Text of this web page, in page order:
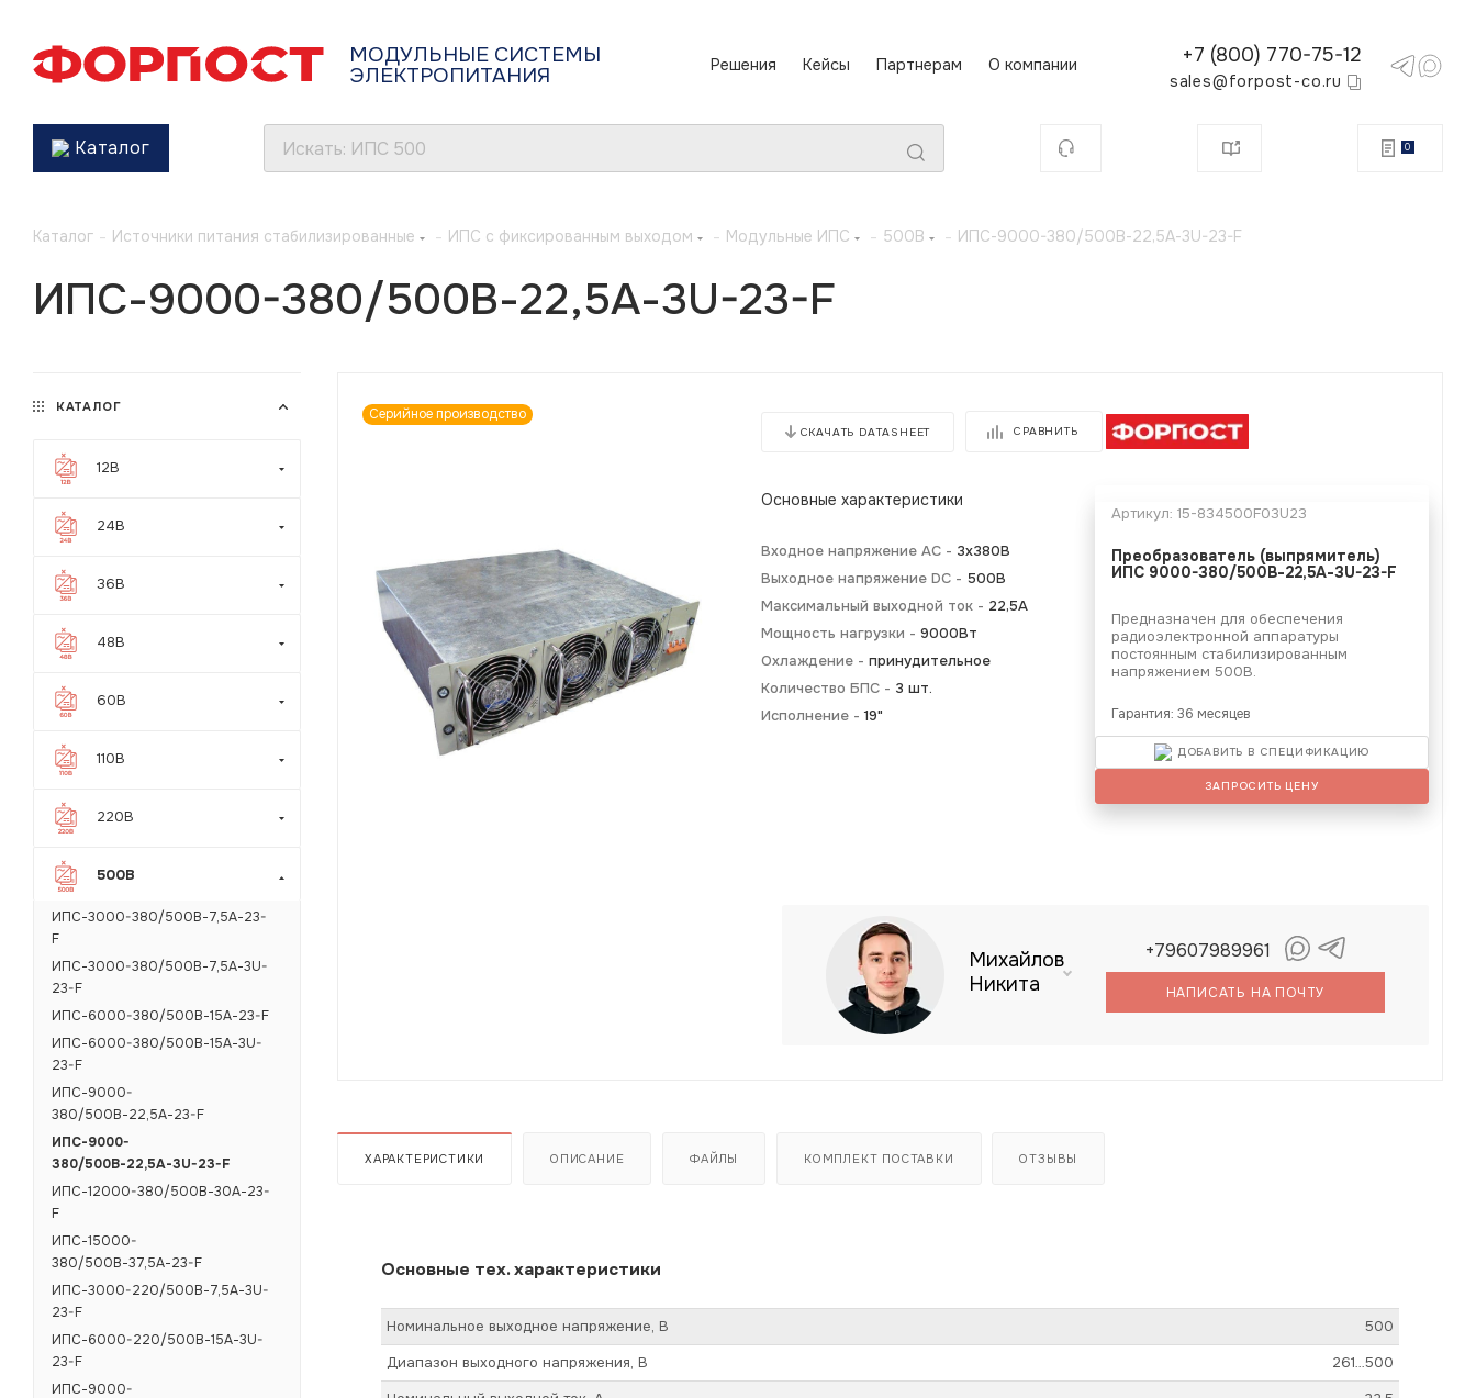
МОДУЛЬНЫЕ СИСТЕМЫ
ЭЛЕКТРОПИТАНИЯ Решения Кейсы Партнерам О компании +7 (800) 770-75-12
sales@forpost-co.ru
Каталог 0
Каталог - Источники питания стабилизированные - ИПС с фиксированным выходом - Модульные ИПС - 500В - ИПС-9000-380/500В-22,5А-3U-23-F
ИПС-9000-380/500В-22,5А-3U-23-F
Серийное производство
СКАЧАТЬ DATASHEET СРАВНИТЬ
Основные характеристики
Входное напряжение AC - 3х380В
Выходное напряжение DC - 500В
Максимальный выходной ток - 22,5А
Мощность нагрузки - 9000Вт
Охлаждение - принудительное
Количество БПС - 3 шт.
Исполнение - 19"
Артикул: 15-834500F03U23
Преобразователь (выпрямитель)
ИПС 9000-380/500В-22,5А-3U-23-F
Предназначен для обеспечения
радиоэлектронной аппаратуры
постоянным стабилизированным
напряжением 500В.
Гарантия: 36 месяцев
ДОБАВИТЬ В СПЕЦИФИКАЦИЮ
ЗАПРОСИТЬ ЦЕНУ
Михайлов
Никита
+79607989961
НАПИСАТЬ НА ПОЧТУ
ХАРАКТЕРИСТИКИ ОПИСАНИЕ ФАЙЛЫ КОМПЛЕКТ ПОСТАВКИ ОТЗЫВЫ
Основные тех. характеристики
Номинальное выходное напряжение, В
500
Диапазон выходного напряжения, В
261…500
КАТАЛОГ
12В
24В
36В
48В
60В
110В
220В
500В
ИПС-3000-380/500В-7,5А-23-
F
ИПС-3000-380/500В-7,5А-3U-
23-F
ИПС-6000-380/500В-15А-23-F
ИПС-6000-380/500В-15А-3U-
23-F
ИПС-9000-
380/500В-22,5А-23-F
ИПС-9000-
380/500В-22,5А-3U-23-F
ИПС-12000-380/500В-30А-23-
F
ИПС-15000-
380/500В-37,5А-23-F
ИПС-3000-220/500В-7,5А-3U-
23-F
ИПС-6000-220/500В-15А-3U-
23-F
ИПС-9000-